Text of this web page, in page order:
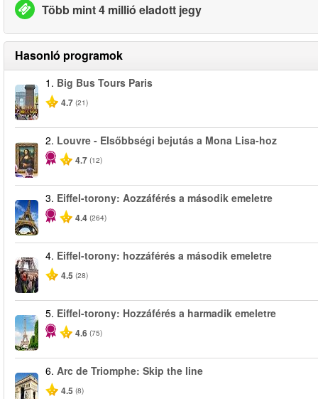
Több mint 4 millió eladott jegy
Hasonló programok
1. Big Bus Tours Paris
4.7 (21)
2. Louvre - Elsőbbségi bejutás a Mona Lisa-hoz
4.7 (12)
3. Eiffel-torony: Aozzáférés a második emeletre
4.4 (264)
4. Eiffel-torony: hozzáférés a második emeletre
4.5 (28)
5. Eiffel-torony: Hozzáférés a harmadik emeletre
4.6 (75)
6. Arc de Triomphe: Skip the line
4.5 (8)